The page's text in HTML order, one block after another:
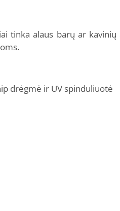
tinka alaus barų ar
drėgmė ir UV spinduliuotė